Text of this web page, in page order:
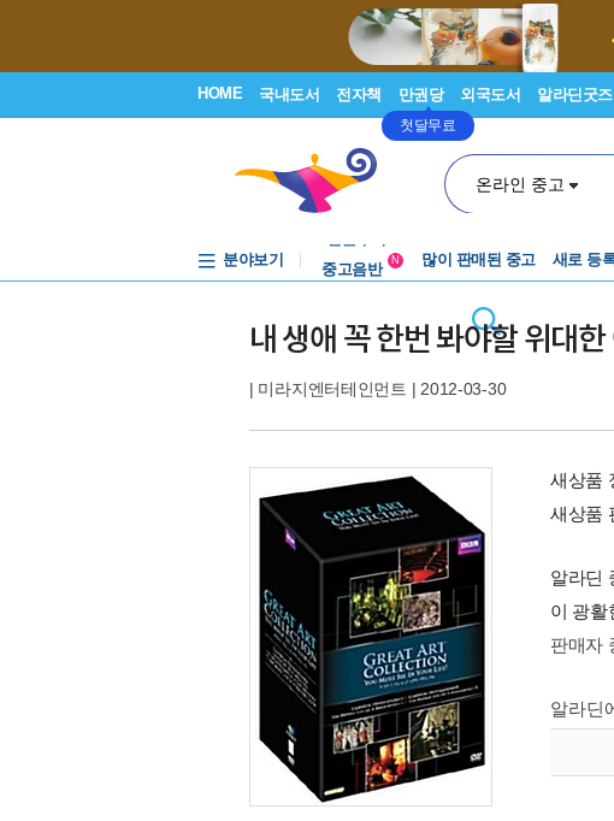
HOME 국내도서 전자책 만권당
첫달무료
외국도서 알라딘굿즈
온라인 중고
분야보기
중고음반
중고음반
N 많이 판매된 중고 새로 등
내 생애 꼭 한번 봐야할 위대
| 미라지엔터테인먼트 | 2012-03-30
새상품
새상품
알라딘
이 광활
판매자
알라딘